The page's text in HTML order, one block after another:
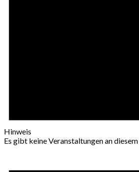
Hinweis
Es gibt keine Veranstaltungen an diesem